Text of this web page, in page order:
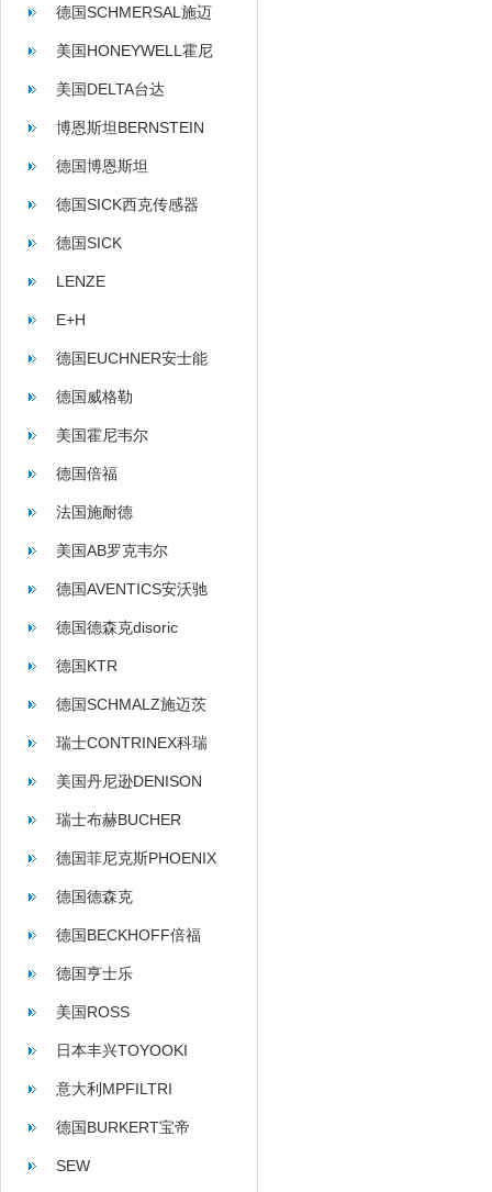
德国SCHMERSAL施迈
赛
美国HONEYWELL霍尼
韦尔
美国DELTA台达
博恩斯坦BERNSTEIN
德国博恩斯坦
BERNSTEIN
德国SICK西克传感器
德国SICK
LENZE
E+H
德国EUCHNER安士能
德国威格勒
美国霍尼韦尔
德国倍福
法国施耐德
美国AB罗克韦尔
德国AVENTICS安沃驰
德国德森克disoric
德国KTR
德国SCHMALZ施迈茨
瑞士CONTRINEX科瑞
美国丹尼逊DENISON
瑞士布赫BUCHER
德国菲尼克斯PHOENIX
德国德森克
德国BECKHOFF倍福
德国亨士乐
HENGSTLER
美国ROSS
日本丰兴TOYOOKI
意大利MPFILTRI
德国BURKERT宝帝
SEW